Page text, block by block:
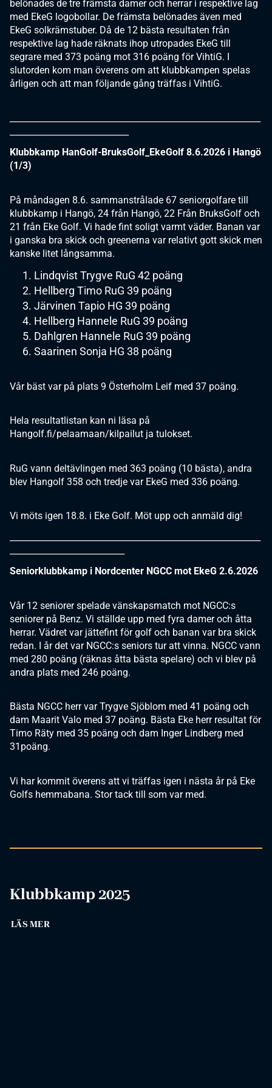
belönades de tre främsta damer och herrar i respektive lag
med EkeG logobollar. De främsta belönades även med
EkeG solkrämstuber. Då de 12 bästa resultaten från
respektive lag hade räknats ihop utropades EkeG till
segrare med 373 poäng mot 316 poäng för VihtiG. I
slutorden kom man överens om att klubbkampen spelas
årligen och att man följande gång träffas i VihtiG.
Klubbkamp HanGolf-BruksGolf_EkeGolf 8.6.2026 i Hangö
(1/3)
På måndagen 8.6. sammanstrålade 67 seniorgolfare till
klubbkamp i Hangö, 24 från Hangö, 22 Från BruksGolf och
21 från Eke Golf. Vi hade fint soligt varmt väder. Banan var
i ganska bra skick och greenerna var relativt gott skick men
kanske litet långsamma.
Lindqvist Trygve RuG 42 poäng
Hellberg Timo RuG 39 poäng
Järvinen Tapio HG 39 poäng
Hellberg Hannele RuG 39 poäng
Dahlgren Hannele RuG 39 poäng
Saarinen Sonja HG 38 poäng
Vår bäst var på plats 9 Österholm Leif med 37 poäng.
Hela resultatlistan kan ni läsa på
Hangolf.fi/pelaamaan/kilpailut ja tulokset.
RuG vann deltävlingen med 363 poäng (10 bästa), andra
blev Hangolf 358 och tredje var EkeG med 336 poäng.
Vi möts igen 18.8. i Eke Golf. Möt upp och anmäld dig!
Seniorklubbkamp i Nordcenter NGCC mot EkeG 2.6.2026
Vår 12 seniorer spelade vänskapsmatch mot NGCC:s
seniorer på Benz. Vi ställde upp med fyra damer och åtta
herrar. Vädret var jättefint för golf och banan var bra skick
redan. I år det var NGCC:s seniors tur att vinna. NGCC vann
med 280 poäng (räknas åtta bästa spelare) och vi blev på
andra plats med 246 poäng.
Bästa NGCC herr var Trygve Sjöblom med 41 poäng och
dam Maarit Valo med 37 poäng. Bästa Eke herr resultat för
Timo Räty med 35 poäng och dam Inger Lindberg med
31poäng.
Vi har kommit överens att vi träffas igen i nästa år på Eke
Golfs hemmabana. Stor tack till som var med.
Klubbkamp 2025
LÄS MER